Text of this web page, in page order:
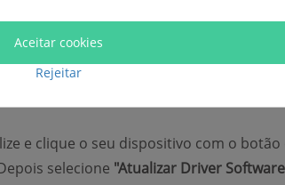
e clique o seu dispositivo com o
selecione "Atualizar Driver
Aceitar cookies
Rejeitar